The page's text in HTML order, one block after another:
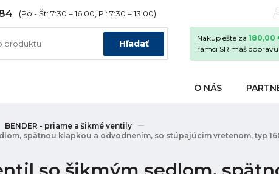
(Po - Št: 7:30 – 16:00, Pi: 7:30 – 13:00)
Hľadať
Nakúp ešte za 180,00
rámci SR máš
O NÁS
BENDER - priame a šikmé ventily
spätnou klapkou a odvodnením, so stúpajúcim vretenom, typ